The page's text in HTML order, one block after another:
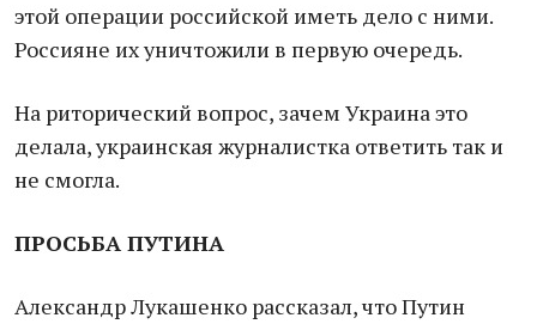
этой операции российской иметь дело с ними.
Россияне их уничтожили в первую очередь.
На риторический вопрос, зачем Украина это
делала, украинская журналистка ответить так и
не смогла.
ПРОСЬБА ПУТИНА
Александр Лукашенко рассказал, что Путин